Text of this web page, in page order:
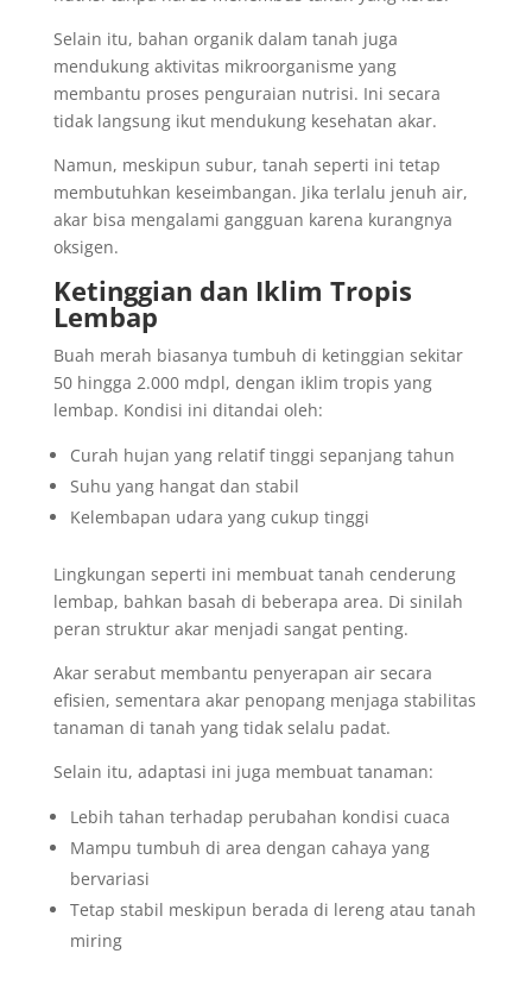
Selain itu, bahan organik dalam tanah juga
mendukung aktivitas mikroorganisme yang
membantu proses penguraian nutrisi. Ini secara
tidak langsung ikut mendukung kesehatan akar.
Namun, meskipun subur, tanah seperti ini tetap
membutuhkan keseimbangan. Jika terlalu jenuh air,
akar bisa mengalami gangguan karena kurangnya
oksigen.
Ketinggian dan Iklim Tropis
Lembap
Buah merah biasanya tumbuh di ketinggian sekitar
50 hingga 2.000 mdpl, dengan iklim tropis yang
lembap. Kondisi ini ditandai oleh:
Curah hujan yang relatif tinggi sepanjang tahun
Suhu yang hangat dan stabil
Kelembapan udara yang cukup tinggi
Lingkungan seperti ini membuat tanah cenderung
lembap, bahkan basah di beberapa area. Di sinilah
peran struktur akar menjadi sangat penting.
Akar serabut membantu penyerapan air secara
efisien, sementara akar penopang menjaga stabilitas
tanaman di tanah yang tidak selalu padat.
Selain itu, adaptasi ini juga membuat tanaman:
Lebih tahan terhadap perubahan kondisi cuaca
Mampu tumbuh di area dengan cahaya yang
bervariasi
Tetap stabil meskipun berada di lereng atau tanah
miring